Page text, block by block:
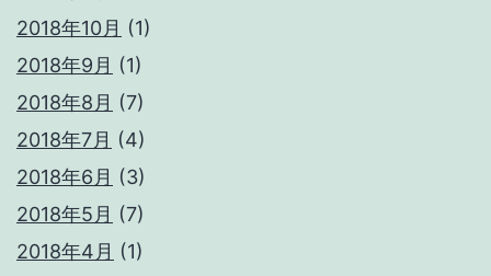
2018年10月 (1)
2018年9月 (1)
2018年8月 (7)
2018年7月 (4)
2018年6月 (3)
2018年5月 (7)
2018年4月 (1)